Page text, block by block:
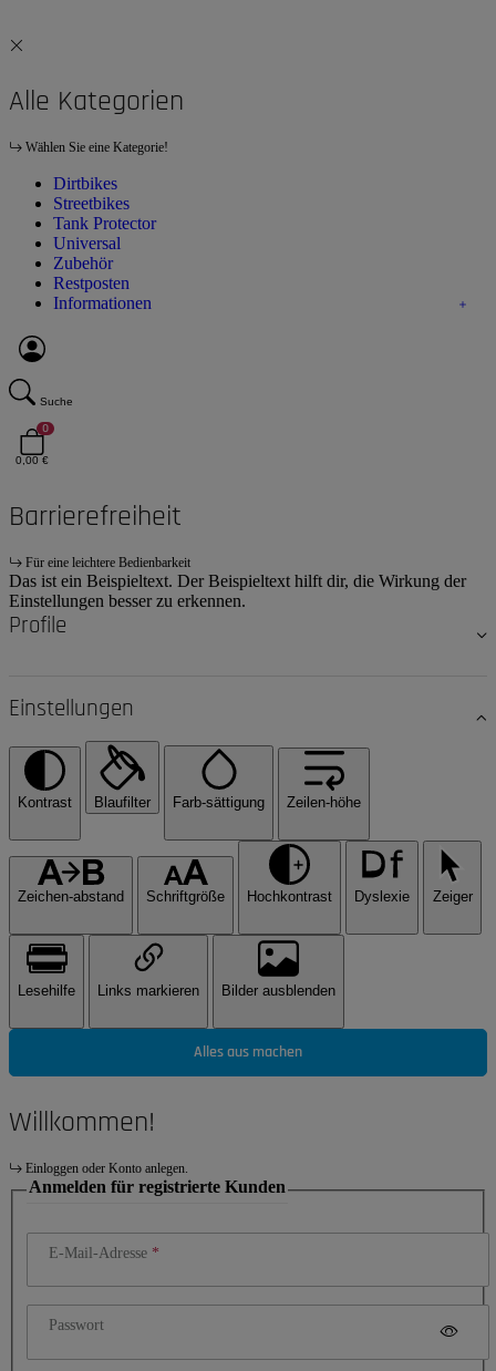
Alle Kategorien
Wählen Sie eine Kategorie!
Dirtbikes
Streetbikes
Tank Protector
Universal
Zubehör
Restposten
Informationen
Suche
0
0,00 €
Barrierefreiheit
Für eine leichtere Bedienbarkeit
Das ist ein Beispieltext. Der Beispieltext hilft dir, die Wirkung der
Einstellungen besser zu erkennen.
Profile
Einstellungen
Kontrast Blaufilter Farb-sättigung Zeilen-höhe
Zeichen-abstand Schriftgröße Hochkontrast Dyslexie Zeiger
Lesehilfe Links markieren Bilder ausblenden
Alles aus machen
Willkommen!
Einloggen oder Konto anlegen.
Anmelden für registrierte Kunden
E-Mail-Adresse
Passwort